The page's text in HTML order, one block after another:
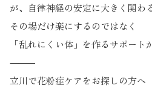
が、自律神経の安定に大きく関わ
その場だけ楽にするのではなく
「乱れにくい体」を作るサポート
⸻
立川で花粉症ケアをお探しの方へ